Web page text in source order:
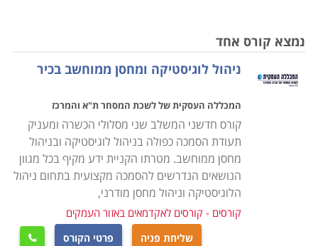
הלימודים בקורס ניהול מחסן הינם מקצועיים ביותר,
במסגרת הקורס יועברו שיעורים במגוון נושאים: מבנה
הארגון, רכישה ומכירה של סחורות, כללי היבוא והיצוא,
אחזקת מלאי, ניהול המערך האנושי במחסני החברה, מושגי
יסוד מקצועיים בתחום הלוגיסטיקה הארגונית, הכרת סוגי
התוכנות השונות לניהול מלאי ועוד נושאים רבים בתחום זה.
הקורס אינו מצריך כל ידע מוקדם ועל כן מתאים הן לחיילים
משוחררים שעסקו באפסנאות בצבא, או לחסרי ניסיון הרוצים
נמצא קורס אחד
ניהול לוגיסטיקה ומחסן ממוחשב בכיר
המכללה העסקית של לשכת המסחר ת"א והמרכז
קורס חדשני המשלב שני מסלולי הכשרה ומעניק
תעודת הסמכה כפולה בניהול לוגיסטיקה ובניהול
מחסן ממוחשב. מטרתו הקניית ידע מקיף בכל מגוון
הנושאים הנדרשים להסמכה מקצועית בתחום ניהול
הלוגיסטיקה וניהול מחסן מודרני,
קורסים - קורסים לאקדמאים באזור העמקים
שליחת פניה פרטי הקורס 